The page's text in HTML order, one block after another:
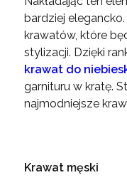
bardziej
krawatów, które
stylizacji. Dzięki
krawat do
garnituru w kratę.
najmodniejsze
Krawat męski